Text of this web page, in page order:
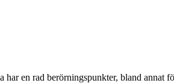
en rad berörningspunkter, bland annat